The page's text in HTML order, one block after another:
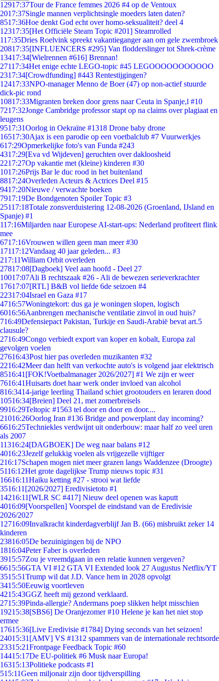
12917:37Tour de France femmes 2026 #4 op de Ventoux
2017:37Single mannen verplichtsingle moeders laten daten?
8517:36Hoe denkt God echt over homo-seksualiteit? deel 4
12317:35[Het Officiële Steam Topic #201] Steamrolled
117:35Dries Roelvink spreekt vakantieganger aan om gele zwembroek
20817:35[INFLUENCERS #295] Van flodderslinger tot Shrek-crème
13417:34[Wielrennen #616] Brennan!
27117:34Het enige echte LEGO-topic #45 LEGOOOOOOOOOOO
2317:34[Crowdfunding] #443 Rentestijgingen?
12417:33NPO-manager Menno de Boer (47) op non-actief stuurde
dick-pic rond
10817:33Migranten breken door grens naar Ceuta in Spanje,l #10
7217:32Jonge Cambridge professor stapt op na claims over plagiaat en
leugens
9517:31Oorlog in Oekraïne #1318 Drone baby drone
16517:30Ajax is een parodie op een voetbalclub #7 Vuurwerkjes
617:29Opmerkelijke foto's van Funda #243
4317:29[Eva vd Wijdeven] geruchten over dakloosheid
2217:27Op vakantie met (kleine) kinderen #30
1017:26Prijs Bar le duc rood in het buitenland
8817:24Overleden Acteurs & Actrices Deel #15
9417:20Nieuwe / verwachte boeken
7917:19De Bondgenoten Spoiler Topic #3
25117:18Totale zonsverduistering 12-08-2026 (Groenland, IJsland en
Spanje) #1
117:16Miljarden naar Europese AI-start-ups: Nederland profiteert flink
mee
6717:16Vrouwen willen geen man meer #30
17117:12Vandaag 40 jaar geleden... #3
217:11William Orbit overleden
27817:08[Dagboek] Veel aan hoofd - Deel 27
10017:07Ali B rechtszaak #26 - Ali de bewezen serieverkrachter
17617:07[RTL] B&B vol liefde 6de seizoen #4
22317:04Israel en Gaza #17
4716:57Woningtekort: dus ga je woningen slopen, logisch
6016:56Aanbrengen mechanische ventilatie zinvol in oud huis?
716:49Defensiepact Pakistan, Turkije en Saudi-Arabië bevat art.5
clausule?
2716:49Congo verbiedt export van koper en kobalt, Europa zal
gevolgen voelen
27616:43Post hier pas overleden muzikanten #32
2216:42Meer dan helft van verkochte auto's is volgend jaar elektrisch
8516:41 [FOK!Voetbalmanager 2026/2027] #1 We zijn er weer
7616:41Huisarts doet haar werk onder invloed van alcohol
816:3414-jarige leerling Thailand schiet grootouders en leraren dood
10516:34[Breien] Deel 21, met zomerbreisels
9916:29Teltopic #1563 tel door en door en door....
21016:26Oorlog Iran #136 Bridge and powerplant day incoming?
6616:25Techniekles verdwijnt uit onderbouw: maar half zo veel uren
als 2007
11316:24[DAGBOEK] De weg naar balans #12
4016:23Jezelf gelukkig voelen als vrijgezelle vijftiger
216:17Schapen mogen niet meer grazen langs Waddenzee (Droogte)
5116:12Het grote dagelijkse Trump nieuws topic #31
16616:11Haiku ketting #27 - strooi wat liefde
3516:11 [2026/2027] Eredivisietoto #1
14216:11 [WLR SC #417] Nieuw deel openen was kaputt
4016:09[Voorspellen] Voorspel de eindstand van de Eredivisie
2026/2027
12716:09Invalkracht kinderdagverblijf Jan B. (66) misbruikt zeker 14
kinderen
23816:05De bezuinigingen bij de NPO
1816:04Peter Faber is overleden
3915:57Zou je vreemdgaan in een relatie kunnen vergeven?
6615:56GTA VI #12 GTA VI Extended look 27 Augustus Netflix/YT
3515:51Trump wil dat J.D. Vance hem in 2028 opvolgt
3415:50Eeuwig voortleven
4215:43GGZ heeft mij gezond verklaard.
2715:39Pinda-allergie? Andermans poep slikken helpt misschien
19215:38[SBS6] De Oranjezomer #10 Helene je kan het niet stop
ermee
17615:36[Live Eredivisie #1784] Dying seconds van het seizoen!
24015:31 [AMV] VS #1312 spammers van de internationale rechtsorde
23315:21Frontpage Feedback Topic #60
14415:17De EU-politiek #6 Musk naar Europa!
16315:13Politieke podcasts #1
515:11Geen miljonair zijn door tijdverspilling